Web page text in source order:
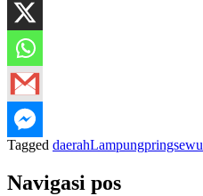
Tagged daerahLampungpringsewu
Navigasi pos